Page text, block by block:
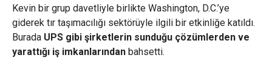
Kevin bir grup davetliyle birlikte Washington, D.C.’ye
giderek tır taşımacılığı sektörüyle ilgili bir etkinliğe katıldı.
Burada UPS gibi şirketlerin sunduğu çözümlerden ve
yarattığı iş imkanlarından bahsetti.